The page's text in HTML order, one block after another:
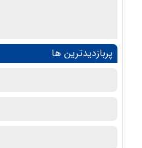
پربازدیدترین ها